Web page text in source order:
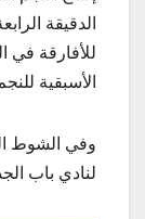
الدقيقة
الأسبقية
وفي الشوط
لنادي باب